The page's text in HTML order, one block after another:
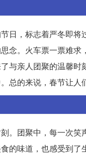
日，标志着严冬即
念。火车票一票难
与亲人团聚的温馨
总的来说，春节让人
。团聚中，每一次
的味道，也感受到